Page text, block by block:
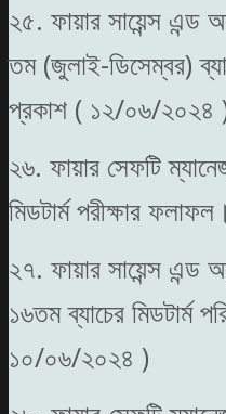
২৫. ফায়ার সায়েন্স এন্ড
তম (জুলাই-ডিসেম্বর)
প্রকাশ ( ১২/০৬/২০২৪
২৬. ফায়ার সেফটি
মিডটার্ম পরীক্ষার
২৭. ফায়ার সায়েন্স এন্ড
১৬তম ব্যাচের মিডটার্ম
১০/০৬/২০২৪ )